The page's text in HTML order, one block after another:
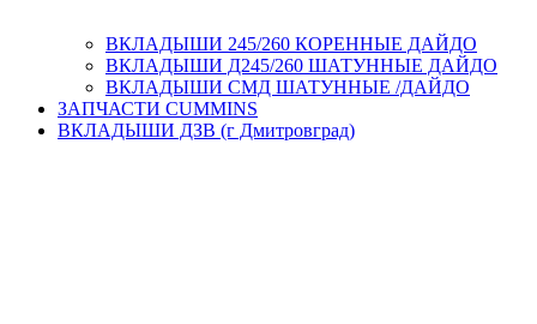
ВКЛАДЫШИ 245/260 КОРЕННЫЕ ДАЙДО
ВКЛАДЫШИ Д245/260 ШАТУННЫЕ ДАЙДО
ВКЛАДЫШИ СМД ШАТУННЫЕ /ДАЙДО
ЗАПЧАСТИ CUMMINS
ВКЛАДЫШИ ДЗВ (г Дмитровград)